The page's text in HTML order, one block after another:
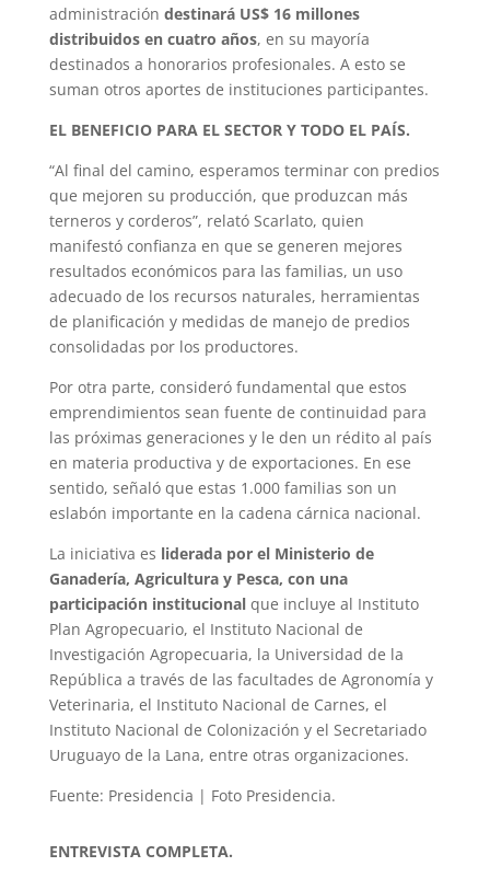
administración destinará US$ 16 millones
distribuidos en cuatro años, en su mayoría
destinados a honorarios profesionales. A esto se
suman otros aportes de instituciones participantes.
EL BENEFICIO PARA EL SECTOR Y TODO EL PAÍS.
“Al final del camino, esperamos terminar con predios
que mejoren su producción, que produzcan más
terneros y corderos”, relató Scarlato, quien
manifestó confianza en que se generen mejores
resultados económicos para las familias, un uso
adecuado de los recursos naturales, herramientas
de planificación y medidas de manejo de predios
consolidadas por los productores.
Por otra parte, consideró fundamental que estos
emprendimientos sean fuente de continuidad para
las próximas generaciones y le den un rédito al país
en materia productiva y de exportaciones. En ese
sentido, señaló que estas 1.000 familias son un
eslabón importante en la cadena cárnica nacional.
La iniciativa es liderada por el Ministerio de
Ganadería, Agricultura y Pesca, con una
participación institucionalque incluye al Instituto
Plan Agropecuario, el Instituto Nacional de
Investigación Agropecuaria, la Universidad de la
República a través de las facultades de Agronomía y
Veterinaria, el Instituto Nacional de Carnes, el
Instituto Nacional de Colonización y el Secretariado
Uruguayo de la Lana, entre otras organizaciones.
Fuente: Presidencia | Foto Presidencia.
ENTREVISTA COMPLETA.